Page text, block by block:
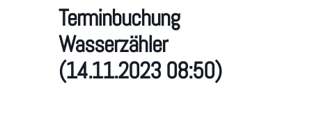
Terminbuchung
Wasserzähler
(14.11.2023 08:50)